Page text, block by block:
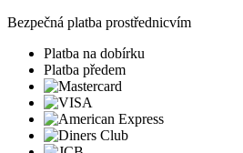
Bezpečná platba prostřednicvím
Platba na dobírku
Platba předem